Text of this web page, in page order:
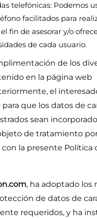
telefónicas: Podemos
facilitados para
fin de asesorar y/o
de cada usuario.
de los
en la página web
el
que los datos de
sean
de tratamiento
la presente Política
, ha adoptado los
de datos de
requeridos, y ha